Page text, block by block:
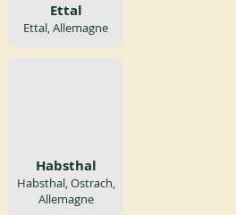
Ettal
Ettal, Allemagne
Habsthal
Habsthal, Ostrach,
Allemagne